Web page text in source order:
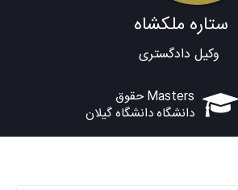
ستاره ملکشاه
وکیل دادگستری
Masters حقوق
دانشگاه دانشگاه گیلان